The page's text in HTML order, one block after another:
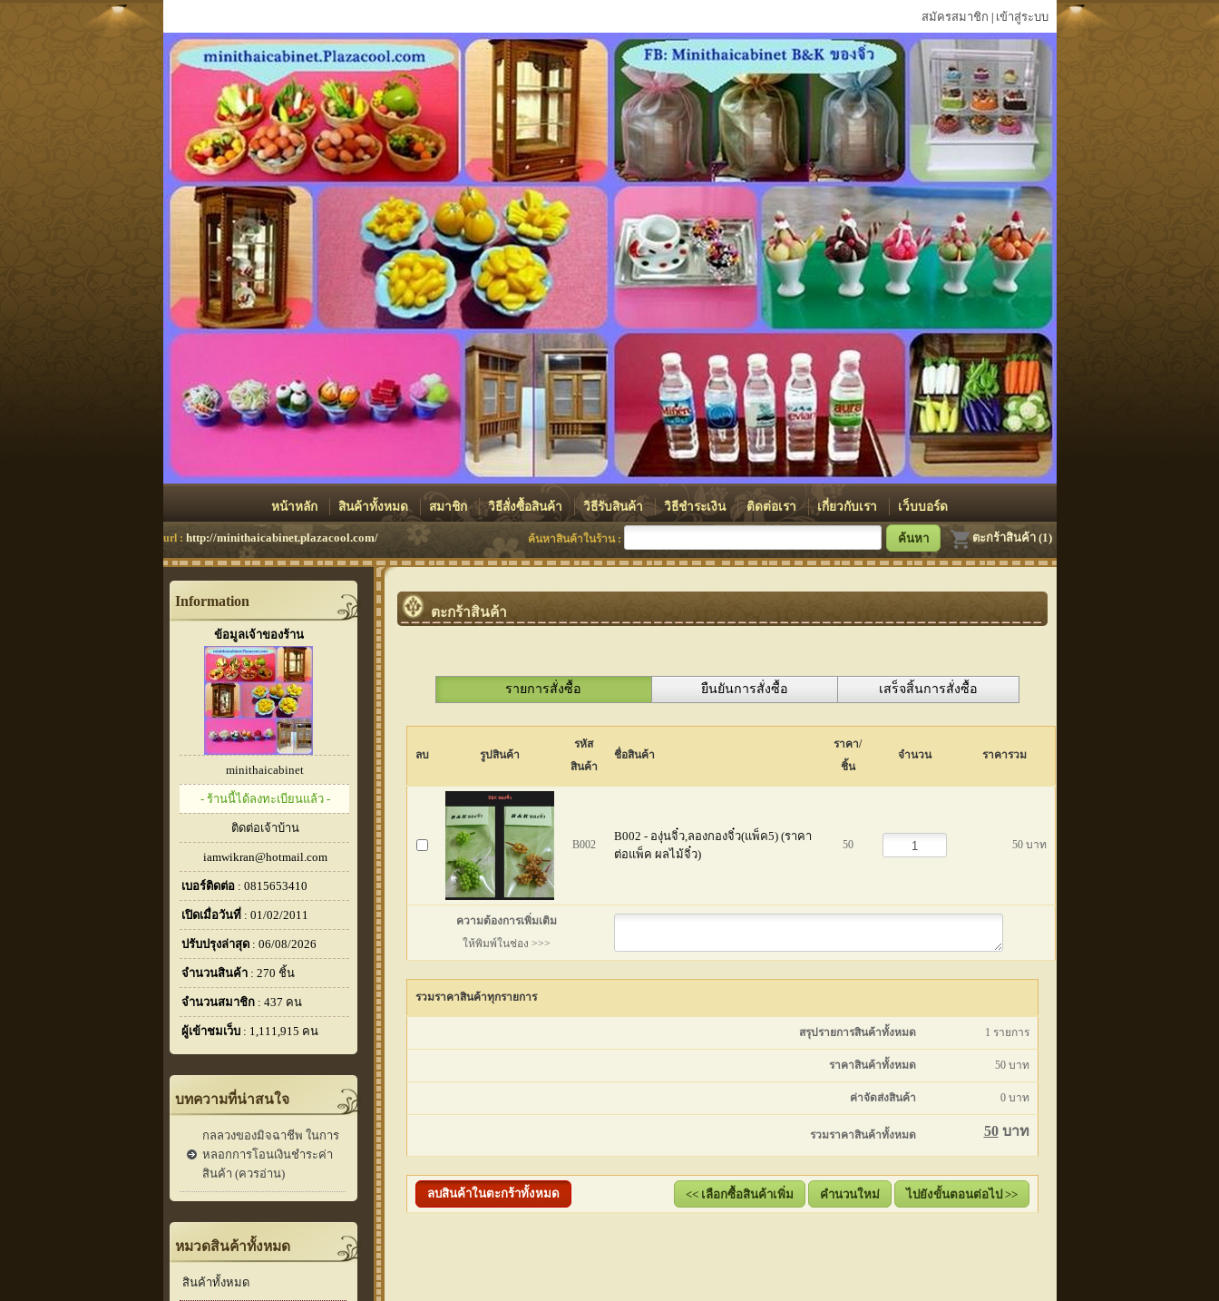
สมัครสมาชิก เข้าสู่ระบบ
หน้าหลัก สินค้าทั้งหมด สมาชิก วิธีสั่งซื้อสินค้า วิธีรับสินค้า วิธีชำระเงิน ติดต่อเรา เกี่ยวกับเรา เว็บบอร์ด
ตะกร้าสินค้า (1)
url : http://minithaicabinet.plazacool.com/ ค้นหาสินค้าในร้าน :
Information
ข้อมูลเจ้าของร้าน
minithaicabinet
- ร้านนี้ได้ลงทะเบียนแล้ว -
ติดต่อเจ้าบ้าน
iamwikran@hotmail.com
เบอร์ติดต่อ: 0815653410
เปิดเมื่อวันที่: 01/02/2011
ปรับปรุงล่าสุด: 06/08/2026
จำนวนสินค้า: 270 ชิ้น
จำนวนสมาชิก: 437 คน
ผู้เข้าชมเว็บ: 1,111,915 คน
บทความที่น่าสนใจ
กลลวงของมิจฉาชีพ ในการ
หลอกการโอนเงินชำระค่า
สินค้า (ควรอ่าน)
หมวดสินค้าทั้งหมด
สินค้าทั้งหมด
ตะกร้าสินค้า
รายการสั่งซื้อ ยืนยันการสั่งซื้อ เสร็จสิ้นการสั่งซื้อ
ลบ รูปสินค้า
รหัส
สินค้า
ชื่อสินค้า
ราคา/
ชิ้น
จำนวน ราคารวม
B002
B002 - องุ่นจิ๋ว,ลองกองจิ๋ว(แพ็ค5) (ราคา
ต่อแพ็ค ผลไม้จิ๋ว)
50 50 บาท
ความต้องการเพิ่มเติม
ให้พิมพ์ในช่อง >>>
รวมราคาสินค้าทุกรายการ
สรุปรายการสินค้าทั้งหมด 1 รายการ
ราคาสินค้าทั้งหมด 50บาท
ค่าจัดส่งสินค้า 0 บาท
รวมราคาสินค้าทั้งหมด 50บาท